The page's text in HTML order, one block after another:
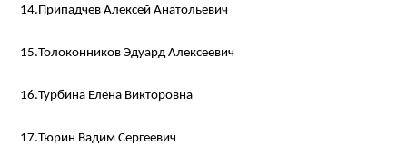
14.Припадчев Алексей Анатольевич
15.Толоконников Эдуард Алексеевич
16.Турбина Елена Викторовна
17.Тюрин Вадим Сергеевич